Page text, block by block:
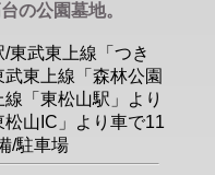
の公園墓地。
東武東上線「つき
東上線「森林公園
「東松山駅」より
山IC」より車で11
/駐車場